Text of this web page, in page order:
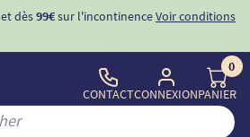
BIENVENUE" pourla 1ère commande
CONTACTCONNEXION
0
PANIER